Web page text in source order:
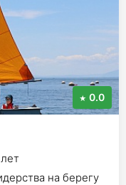
0.0
на берегу